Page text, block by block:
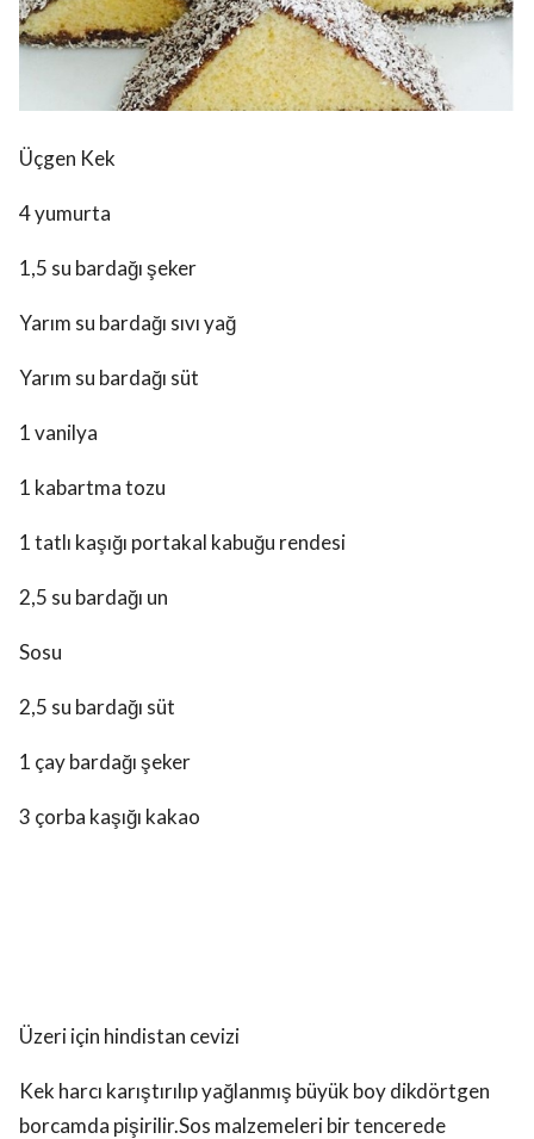
Üçgen Kek
4 yumurta
1,5 su bardağı şeker
Yarım su bardağı sıvı yağ
Yarım su bardağı süt
1 vanilya
1 kabartma tozu
1 tatlı kaşığı portakal kabuğu rendesi
2,5 su bardağı un
Sosu
2,5 su bardağı süt
1 çay bardağı şeker
3 çorba kaşığı kakao
Üzeri için hindistan cevizi
Kek harcı karıştırılıp yağlanmış büyük boy dikdörtgen
borcamda pişirilir.Sos malzemeleri bir tencerede